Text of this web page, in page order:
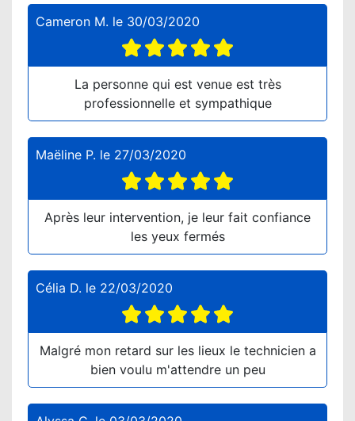
Cameron M. le 30/03/2020
La personne qui est venue est très
professionnelle et sympathique
Maëline P. le 27/03/2020
Après leur intervention, je leur fait confiance
les yeux fermés
Célia D. le 22/03/2020
Malgré mon retard sur les lieux le technicien a
bien voulu m'attendre un peu